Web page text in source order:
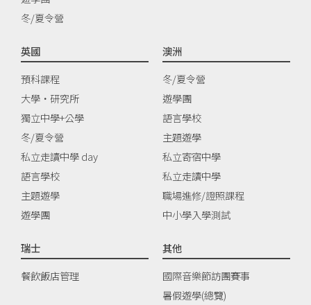
冬/夏令營
英國
預科課程
大學‧研究所
獨立中學+公學
冬/夏令營
私立走讀中學 day
語言學校
主題遊學
遊學團
澳洲
冬/夏令營
遊學團
語言學校
主題遊學
私立寄宿中學
私立走讀中學
職場進修/證照課程
中小學入學測試
瑞士
餐飲飯店管理
其他
國際音樂節訪團賽事
暑假遊學(總覽)